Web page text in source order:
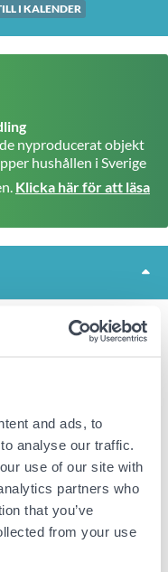
and ads, to
analyse our traffic.
use of our site with
partners who
that you’ve
from your use
I KALENDER
nyproducerat objekt
hushållen i Sverige
Klicka här för att läsa
debiteras på alla
begagnade varor
i beskrivningen på
för avvikelsen.
om inget annat sägs
är framtagen